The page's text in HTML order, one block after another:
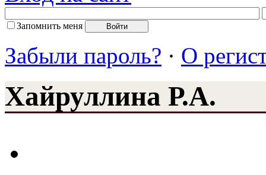
Запомнить меня
Забыли пароль? · О
Хайруллина Р.А.